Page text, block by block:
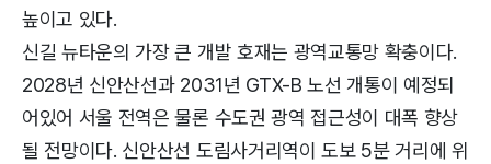
높이고 있다.
신길 뉴타운의 가장 큰 개발 호재는 광역교통망 확충이다.
2028년 신안산선과 2031년 GTX-B 노선 개통이 예정되
어있어 서울 전역은 물론 수도권 광역 접근성이 대폭 향상
될 전망이다. 신안산선 도림사거리역이 도보 5분 거리에 위